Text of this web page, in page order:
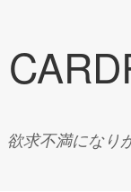
欲求不満になり